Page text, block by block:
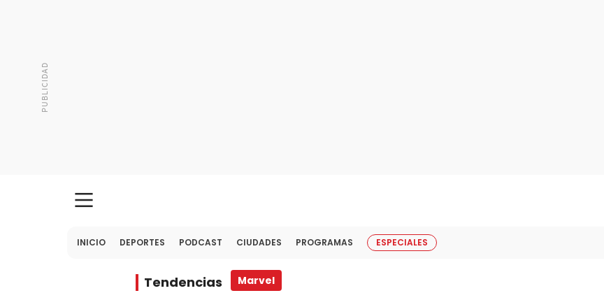
INICIO DEPORTES PODCAST CIUDADES PROGRAMAS ESPECIALES
Tendencias Marvel